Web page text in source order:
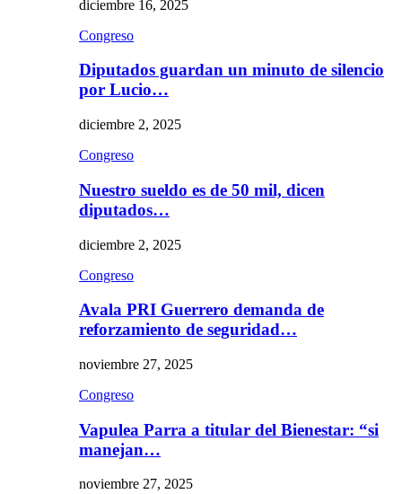
diciembre 16, 2025
Congreso
Diputados guardan un minuto de silencio
por Lucio…
diciembre 2, 2025
Congreso
Nuestro sueldo es de 50 mil, dicen
diputados…
diciembre 2, 2025
Congreso
Avala PRI Guerrero demanda de
reforzamiento de seguridad…
noviembre 27, 2025
Congreso
Vapulea Parra a titular del Bienestar: “si
manejan…
noviembre 27, 2025